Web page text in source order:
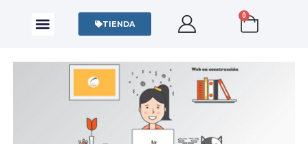
TIENDA
0